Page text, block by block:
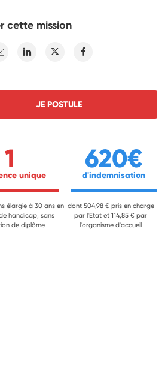
cette mission
E-mail Linkedin Twitter
JE POSTULE
1
unique
élargie à 30 ans en
handicap, sans
de diplôme
620€
d'indemnisation
dont 504,98 € pris en charge
par l'Etat et 114,85 € par
l'organisme d'accueil